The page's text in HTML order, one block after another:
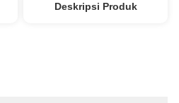
Deskripsi Produk